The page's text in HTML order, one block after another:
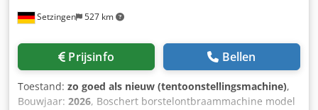
Setzingen 527 km
Prijsinfo Bellen
Toestand: zo goed als nieuw (tentoonstellingsmachine),
Bouwjaar: 2026, Boschert borstelontbraammachine model